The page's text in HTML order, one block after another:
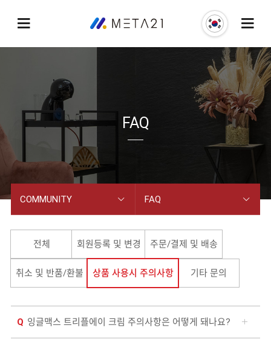
FAQ
COMMUNITY
COMPANY
BUSINESS
BRAND
COMMUNITY
FAQ
공지사항
잉글맥스
FAQ
평균후원수당공지
전체 회원등록 및 변경 주문/결제 및 배송
취소 및 반품/환불 상품 사용시 주의사항 기타 문의
잉글맥스 트리플에이 크림 주의사항은 어떻게 돼나요?